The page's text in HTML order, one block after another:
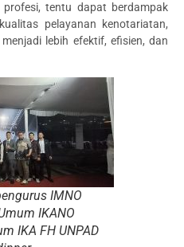
tentu dapat berdampak
pelayanan kenotariatan,
lebih efektif, efisien, dan
IMNO
IKANO
IKA FH UNPAD